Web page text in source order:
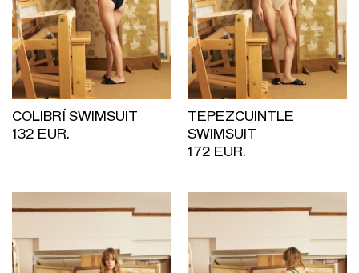
COLIBRÍ SWIMSUIT
132 EUR.
TEPEZCUINTLE
SWIMSUIT
172 EUR.